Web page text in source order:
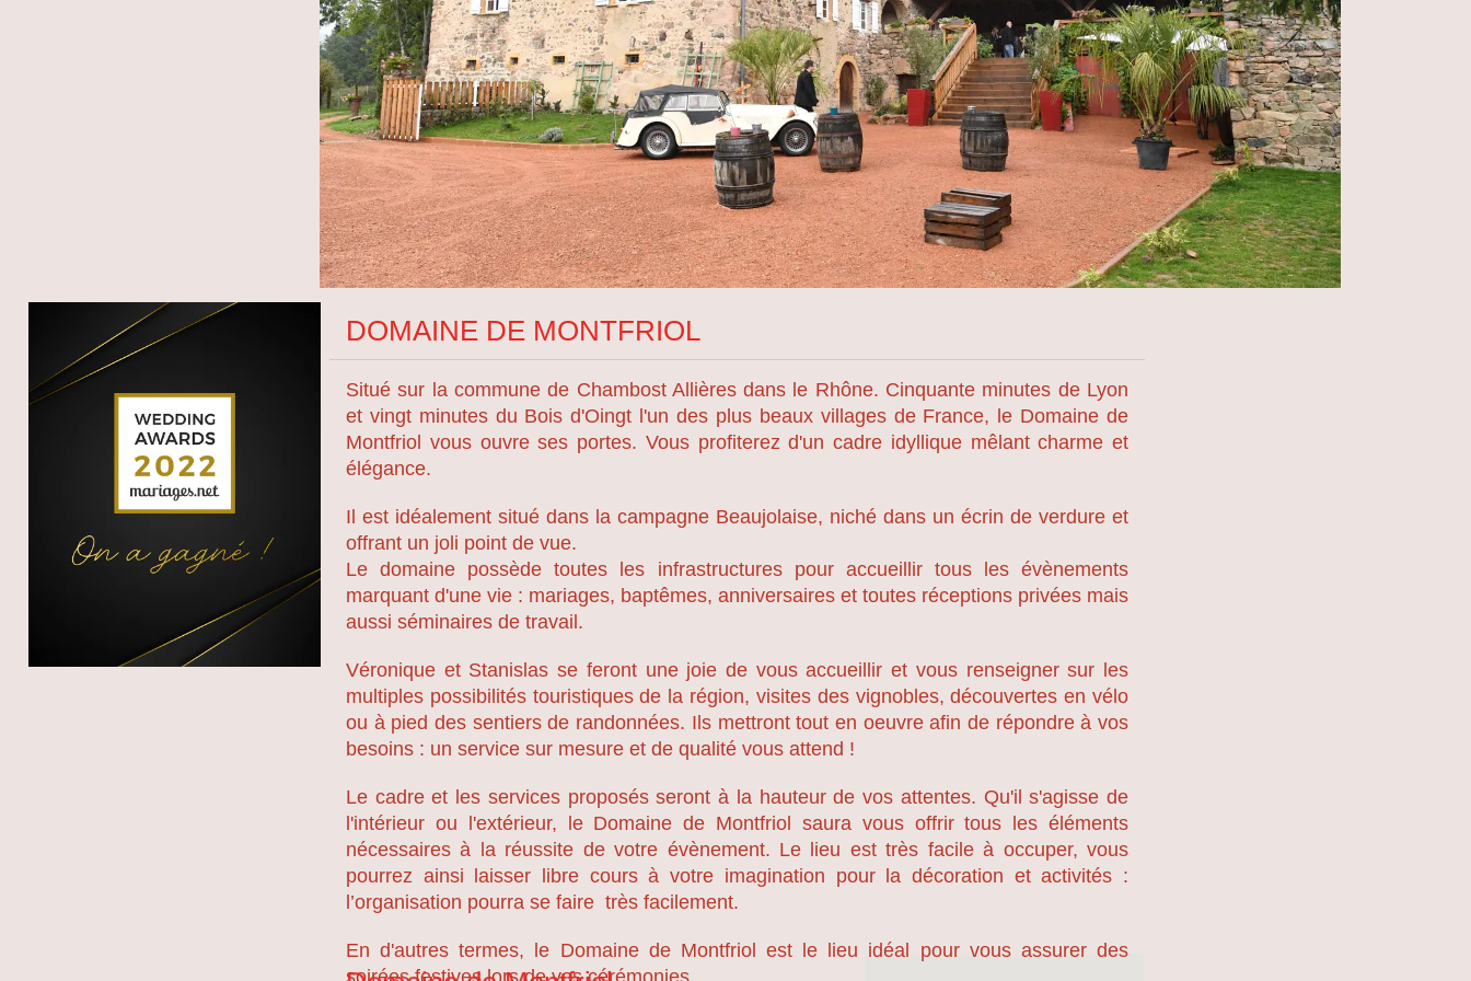
DOMAINE DE MONTFRIOL
Situé sur la commune de Chambost Allières dans le Rhône. Cinquante minutes de Lyon
et vingt minutes du Bois d'Oingt l'un des plus beaux villages de France, le Domaine de
Montfriol vous ouvre ses portes. Vous profiterez d'un cadre idyllique mêlant charme et
élégance.
Il est idéalement situé dans la campagne Beaujolaise, niché dans un écrin de verdure et
offrant un joli point de vue.
Le domaine possède toutes les infrastructures pour accueillir tous les évènements
marquant d'une vie : mariages, baptêmes, anniversaires et toutes réceptions privées mais
aussi séminaires de travail.
Véronique et Stanislas se feront une joie de vous accueillir et vous renseigner sur les
multiples possibilités touristiques de la région, visites des vignobles, découvertes en vélo
ou à pied des sentiers de randonnées. Ils mettront tout en oeuvre afin de répondre à vos
besoins : un service sur mesure et de qualité vous attend !
Le cadre et les services proposés seront à la hauteur de vos attentes. Qu'il s'agisse de
l'intérieur ou l'extérieur, le Domaine de Montfriol saura vous offrir tous les éléments
nécessaires à la réussite de votre évènement. Le lieu est très facile à occuper, vous
pourrez ainsi laisser libre cours à votre imagination pour la décoration et activités :
l’organisation pourra se faire très facilement.
En d'autres termes, le Domaine de Montfriol est le lieu idéal pour vous assurer des
soirées festives lors de vos cérémonies ...